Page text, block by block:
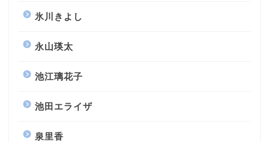
氷川きよし
永山瑛太
池江璃花子
池田エライザ
泉里香